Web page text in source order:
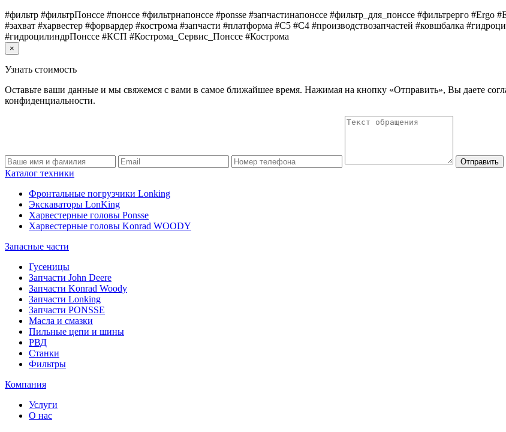
#фильтр #фильтрПонссе #понссе #фильтрнапонссе #ponsse #запчастинапонссе #фильтр_для_понссе #фильтрерго
#захват #харвестер #форвардер #кострома #запчасти #платформа #C5 #C4 #производствозапчастей #ковшбалка
#гидроцилиндрПонссе #КСП #Кострома_Сервис_Понссе #Кострома
×
Узнать стоимость
Оставьте ваши данные и мы свяжемся с вами в самое ближайшее время. Нажимая на кнопку «Отправить», Вы даете
конфиденциальности.
Каталог техники
Фронтальные погрузчики Lonking
Экскаваторы LonKing
Харвестерные головы Ponsse
Харвестерные головы Konrad WOODY
Запасные части
Гусеницы
Запчасти John Deere
Запчасти Konrad Woody
Запчасти Lonking
Запчасти PONSSE
Масла и смазки
Пильные цепи и шины
РВД
Станки
Фильтры
Компания
Услуги
О нас